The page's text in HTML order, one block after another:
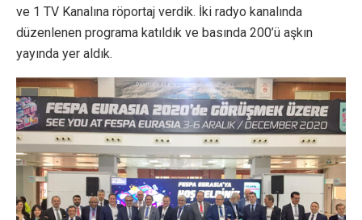
ve 1 TV Kanalına röportaj verdik. İki radyo kanalında
düzenlenen programa katıldık ve basında 200’ü aşkın
yayında yer aldık.